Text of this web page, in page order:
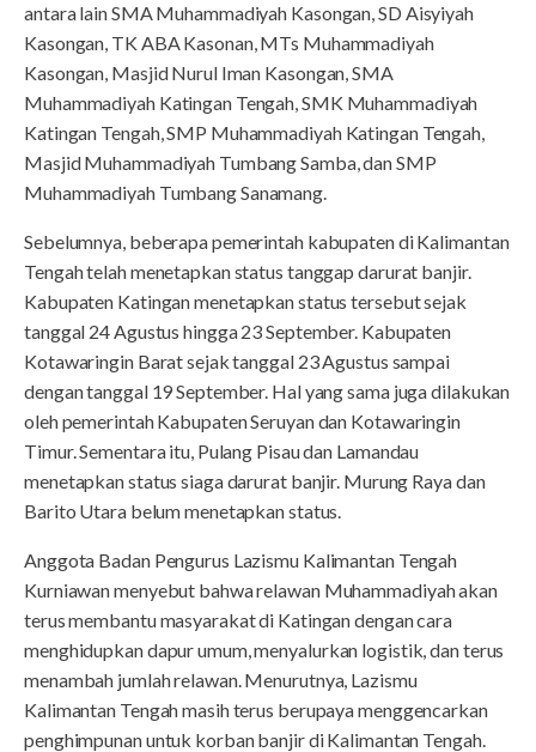
antara lain SMA Muhammadiyah Kasongan, SD Aisyiyah
Kasongan, TK ABA Kasonan, MTs Muhammadiyah
Kasongan, Masjid Nurul Iman Kasongan, SMA
Muhammadiyah Katingan Tengah, SMK Muhammadiyah
Katingan Tengah, SMP Muhammadiyah Katingan Tengah,
Masjid Muhammadiyah Tumbang Samba, dan SMP
Muhammadiyah Tumbang Sanamang.
Sebelumnya, beberapa pemerintah kabupaten di Kalimantan
Tengah telah menetapkan status tanggap darurat banjir.
Kabupaten Katingan menetapkan status tersebut sejak
tanggal 24 Agustus hingga 23 September. Kabupaten
Kotawaringin Barat sejak tanggal 23 Agustus sampai
dengan tanggal 19 September. Hal yang sama juga dilakukan
oleh pemerintah Kabupaten Seruyan dan Kotawaringin
Timur. Sementara itu, Pulang Pisau dan Lamandau
menetapkan status siaga darurat banjir. Murung Raya dan
Barito Utara belum menetapkan status.
Anggota Badan Pengurus Lazismu Kalimantan Tengah
Kurniawan menyebut bahwa relawan Muhammadiyah akan
terus membantu masyarakat di Katingan dengan cara
menghidupkan dapur umum, menyalurkan logistik, dan terus
menambah jumlah relawan. Menurutnya, Lazismu
Kalimantan Tengah masih terus berupaya menggencarkan
penghimpunan untuk korban banjir di Kalimantan Tengah.